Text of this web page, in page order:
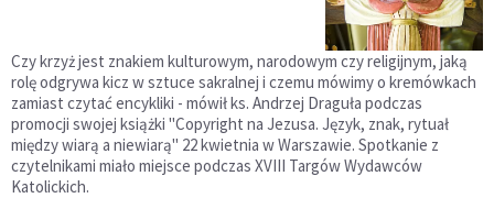
Czy krzyż jest znakiem kulturowym, narodowym czy religijnym, jaką
rolę odgrywa kicz w sztuce sakralnej i czemu mówimy o kremówkach
zamiast czytać encykliki - mówił ks. Andrzej Draguła podczas
promocji swojej książki "Copyright na Jezusa. Język, znak, rytuał
między wiarą a niewiarą" 22 kwietnia w Warszawie. Spotkanie z
czytelnikami miało miejsce podczas XVIII Targów Wydawców
Katolickich.